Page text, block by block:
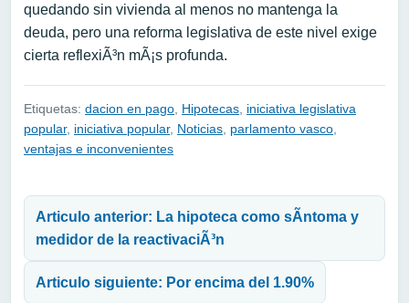
quedando sin vivienda al menos no mantenga la
deuda, pero una reforma legislativa de este nivel exige
cierta reflexiÃ³n mÃ¡s profunda.
Etiquetas: dacion en pago Hipotecas iniciativa legislativa
popular, iniciativa popular, Noticias parlamento vasco
ventajas e inconvenientes
Articulo anterior: La hipoteca como sÃ­ntoma y
medidor de la reactivaciÃ³n
Articulo siguiente: Por encima del 1.90%